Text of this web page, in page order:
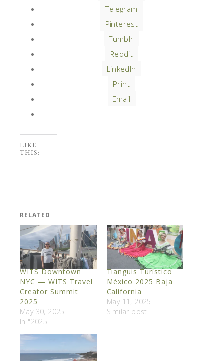
Telegram
Pinterest
Tumblr
Reddit
LinkedIn
Print
Email
LIKE
THIS:
RELATED
WITS Downtown
NYC — WITS Travel
Creator Summit
2025
May 30, 2025
In "2025"
Tianguis Turístico
México 2025 Baja
California
May 11, 2025
Similar post